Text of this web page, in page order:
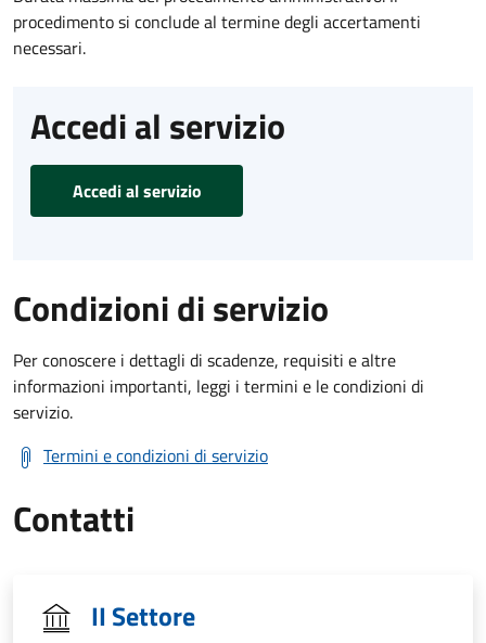
procedimento si conclude al termine degli accertamenti
necessari.
Accedi al servizio
Accedi al servizio
Condizioni di servizio
Per conoscere i dettagli di scadenze, requisiti e altre
informazioni importanti, leggi i termini e le condizioni di
servizio.
Termini e condizioni di servizio
Contatti
II Settore